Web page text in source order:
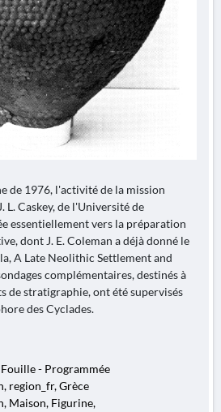
de 1976, l'activité de la mission
L. Caskey, de l'Université de
essentiellement vers la préparation
dont J. E. Coleman a déjà donné le
A Late Neolithic Settlement and
complémentaires, destinés à
de stratigraphie, ont été supervisés
des Cyclades.
Fouille - Programmée
region_fr, Grèce
Maison, Figurine,